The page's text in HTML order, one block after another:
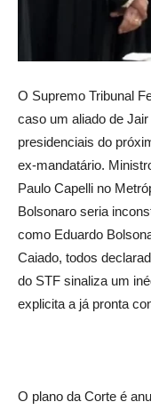
O Supremo Tribunal
caso um aliado de
presidenciais do
ex-mandatário.
Paulo Capelli no
Bolsonaro seria
como Eduardo
Caiado, todos
do STF sinaliza um
explicita a já pronta
O plano da Corte é